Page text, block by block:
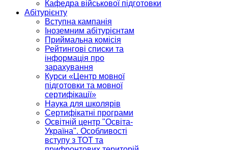
Кафедра військової підготовки
Абітурієнту
Вступна кампанія
Іноземним абітурієнтам
Приймальна комісія
Рейтингові списки та
інформація про
зарахування
Курси «Центр мовної
підготовки та мовної
сертифікації»
Наука для школярів
Сертифікатні програми
Освітній центр "Освіта-
Україна". Особливості
вступу з ТОТ та